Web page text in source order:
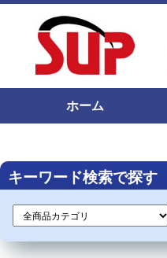
ホーム
キーワード検索で探す